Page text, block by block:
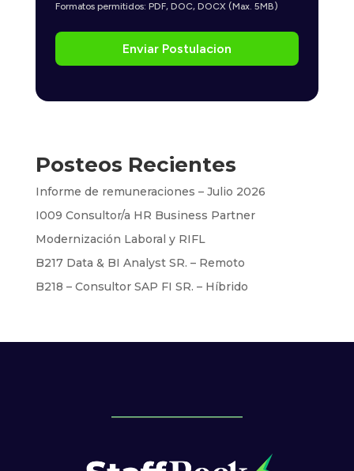
Formatos permitidos: PDF, DOC, DOCX (Max. 5MB)
Enviar Postulacion
Posteos Recientes
Informe de remuneraciones – Julio 2026
I009 Consultor/a HR Business Partner
Modernización Laboral y RIFL
B217 Data & BI Analyst SR. – Remoto
B218 – Consultor SAP FI SR. – Híbrido